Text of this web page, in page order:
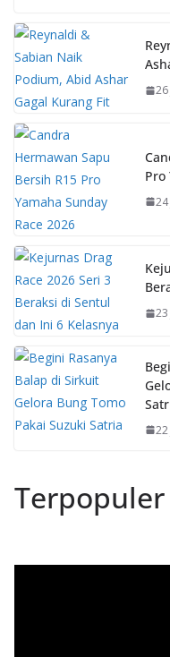
e
b
o
o
k
s
A
p 26
Pro
24
23
22
Terpopuler